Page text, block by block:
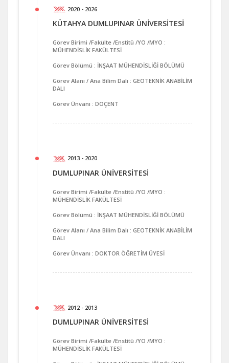
2020 - 2026
KÜTAHYA DUMLUPINAR ÜNİVERSİTESİ
Görev Birimi /Fakülte /Enstitü /YO /MYO :
MÜHENDİSLİK FAKÜLTESİ
Görev Bölümü : İNŞAAT MÜHENDİSLİĞİ BÖLÜMÜ
Görev Alanı / Ana Bilim Dalı : GEOTEKNİK ANABİLİM
DALI
Görev Ünvanı : DOÇENT
2013 - 2020
DUMLUPINAR ÜNİVERSİTESİ
Görev Birimi /Fakülte /Enstitü /YO /MYO :
MÜHENDİSLİK FAKÜLTESİ
Görev Bölümü : İNŞAAT MÜHENDİSLİĞİ BÖLÜMÜ
Görev Alanı / Ana Bilim Dalı : GEOTEKNİK ANABİLİM
DALI
Görev Ünvanı : DOKTOR ÖĞRETİM ÜYESİ
2012 - 2013
DUMLUPINAR ÜNİVERSİTESİ
Görev Birimi /Fakülte /Enstitü /YO /MYO :
MÜHENDİSLİK FAKÜLTESİ